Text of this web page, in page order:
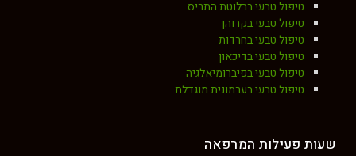
טיפול טבעי בבלוטת התריס
טיפול טבעי בקרוהן
טיפול טבעי בחרדות
טיפול טבעי בדיכאון
טיפול טבעי בפיברומיאלגיה
טיפול טבעי בערמונית מוגדלת
שעות פעילות המרפאה